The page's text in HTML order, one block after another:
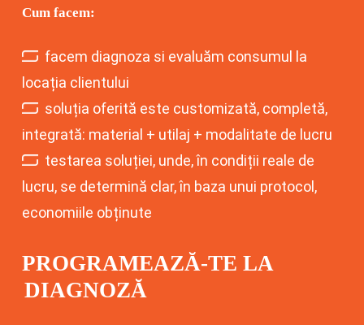
Cum facem:
facem diagnoza si evaluăm consumul la
locația clientului
soluția oferită este customizată, completă,
integrată: material + utilaj + modalitate de lucru
testarea soluției, unde, în condiții reale de
lucru, se determină clar, în baza unui protocol,
economiile obținute
PROGRAMEAZĂ-TE LA
DIAGNOZĂ